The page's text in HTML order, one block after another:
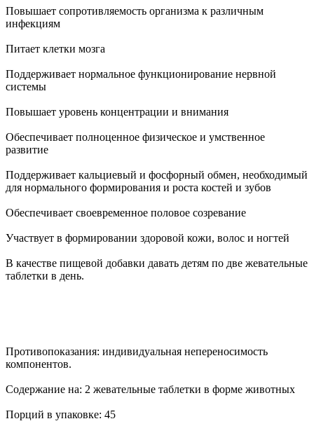
Повышает сопротивляемость организма к различным
инфекциям
Питает клетки мозга
Поддерживает нормальное функционирование нервной
системы
Повышает уровень концентрации и внимания
Обеспечивает полноценное физическое и умственное
развитие
Поддерживает кальциевый и фосфорный обмен, необходимый
для нормального формирования и роста костей и зубов
Обеспечивает своевременное половое созревание
Участвует в формировании здоровой кожи, волос и ногтей
В качестве пищевой добавки давать детям по две жевательные
таблетки в день.
Противопоказания: индивидуальная непереносимость
компонентов.
Содержание на: 2 жевательные таблетки в форме животных
Порций в упаковке: 45